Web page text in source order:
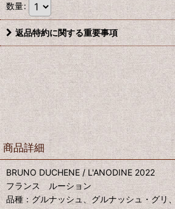
数量:
返品特約に関する重要事項
商品詳細
BRUNO DUCHENE / L'ANODINE 2022
フランス ルーション
品種：グルナッシュ、グルナッシュ・グリ